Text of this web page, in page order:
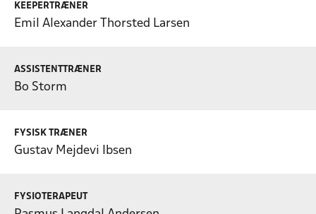
KEEPERTRÆNER
Emil Alexander Thorsted Larsen
ASSISTENTTRÆNER
Bo Storm
FYSISK TRÆNER
Gustav Mejdevi Ibsen
FYSIOTERAPEUT